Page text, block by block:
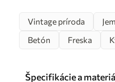
Vintage príroda
Betón
Freska
Špecifikácie a